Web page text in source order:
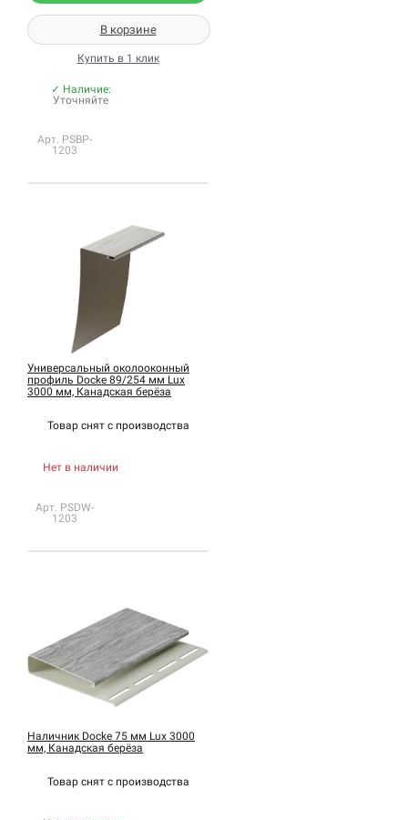
В корзине
Купить в 1 клик
✓ Наличие:
Уточняйте
Арт. PSBP-
1203
Универсальный околооконный
профиль Docke 89/254 мм Lux
3000 мм, Канадская берёза
Товар снят с производства
Нет в наличии
Арт. PSDW-
1203
Наличник Docke 75 мм Lux 3000
мм, Канадская берёза
Товар снят с производства